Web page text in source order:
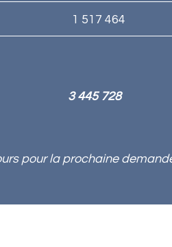
1 517 464
3 445 728
pour la prochaine